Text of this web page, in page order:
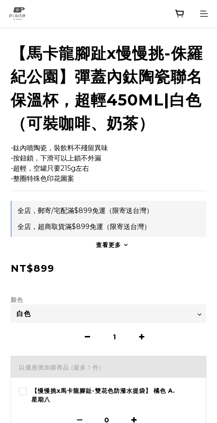
【馬卡龍腳趾x慢慢挑-侏羅
紀公園】彈蓋內鈦陶瓷聯名
保溫杯，超輕450ML|白色
（可裝咖啡、奶茶）
-鈦內噴陶瓷，裝飲料不殘留異味
-按鈕鎖，下滑可以上鎖不外漏
-超輕，空罐只要215g左右
-整圈特殊色印花圖案
全店，郵寄/宅配滿$899免運（限寄送台灣）
全店，超商取貨滿$899免運（限寄送台灣）
查看更多
NT$899
顏色
以優惠價加購商品 (最多 1 件)
【慢慢挑x馬卡龍腳趾-雙花色防潑水提袋】 橘色 A.
星期八